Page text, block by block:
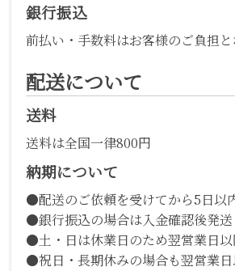
銀行振込
前払い・手数料はお客様のご負担と
配送について
送料
送料は全国一律800円
納期について
●配送のご依頼を受けてから5日以
●銀行振込の場合は入金確認後発送
●土・日は休業日のため翌営業日
●祝日・長期休みの場合も翌営業